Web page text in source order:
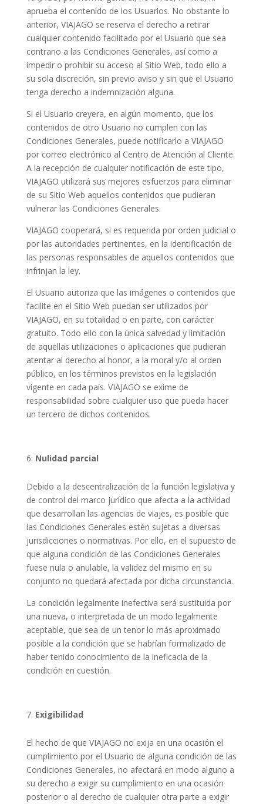
aprueba el contenido de los Usuarios. No obstante lo
anterior, VIAJAGO se reserva el derecho a retirar
cualquier contenido facilitado por el Usuario que sea
contrario a las Condiciones Generales, así como a
impedir o prohibir su acceso al Sitio Web, todo ello a
su sola discreción, sin previo aviso y sin que el Usuario
tenga derecho a indemnización alguna.
Si el Usuario creyera, en algún momento, que los
contenidos de otro Usuario no cumplen con las
Condiciones Generales, puede notificarlo a VIAJAGO
por correo electrónico al Centro de Atención al Cliente.
A la recepción de cualquier notificación de este tipo,
VIAJAGO utilizará sus mejores esfuerzos para eliminar
de su Sitio Web aquellos contenidos que pudieran
vulnerar las Condiciones Generales.
VIAJAGO cooperará, si es requerida por orden judicial o
por las autoridades pertinentes, en la identificación de
las personas responsables de aquellos contenidos que
infrinjan la ley.
El Usuario autoriza que las imágenes o contenidos que
facilite en el Sitio Web puedan ser utilizados por
VIAJAGO, en su totalidad o en parte, con carácter
gratuito. Todo ello con la única salvedad y limitación
de aquellas utilizaciones o aplicaciones que pudieran
atentar al derecho al honor, a la moral y/o al orden
público, en los términos previstos en la legislación
vigente en cada país. VIAJAGO se exime de
responsabilidad sobre cualquier uso que pueda hacer
un tercero de dichos contenidos.
Nulidad parcial
Debido a la descentralización de la función legislativa y
de control del marco jurídico que afecta a la actividad
que desarrollan las agencias de viajes, es posible que
las Condiciones Generales estén sujetas a diversas
jurisdicciones o normativas. Por ello, en el supuesto de
que alguna condición de las Condiciones Generales
fuese nula o anulable, la validez del mismo en su
conjunto no quedará afectada por dicha circunstancia.
La condición legalmente inefectiva será sustituida por
una nueva, o interpretada de un modo legalmente
aceptable, que sea de un tenor lo más aproximado
posible a la condición que se habrían formalizado de
haber tenido conocimiento de la ineficacia de la
condición en cuestión.
Exigibilidad
El hecho de que VIAJAGO no exija en una ocasión el
cumplimiento por el Usuario de alguna condición de las
Condiciones Generales, no afectará en modo alguno a
su derecho a exigir su cumplimiento en una ocasión
posterior o al derecho de cualquier otra parte a exigir